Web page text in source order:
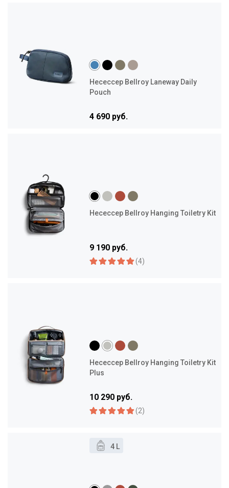
Несессер Bellroy Laneway Daily
Pouch
4 690 руб.
Несессер Bellroy Hanging Toiletry Kit
9 190 руб.
(4)
Несессер Bellroy Hanging Toiletry Kit
Plus
10 290 руб.
(2)
4 L